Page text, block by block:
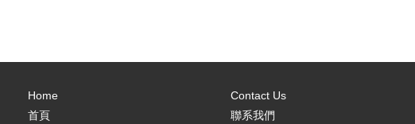
Home
首頁
Contact Us
聯系我們